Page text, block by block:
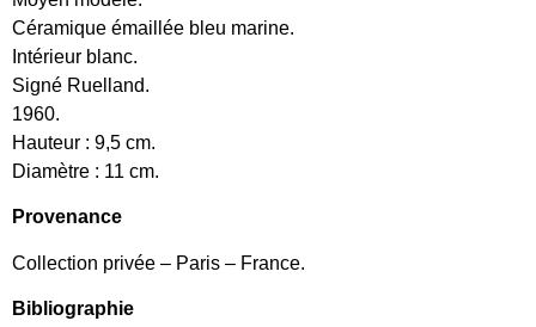
Céramique émaillée bleu marine.
Intérieur blanc.
Signé Ruelland.
1960.
Hauteur : 9,5 cm.
Diamètre : 11 cm.
Provenance
Collection privée – Paris – France.
Bibliographie